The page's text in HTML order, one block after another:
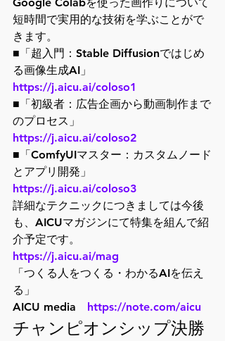
Google Colabを使った画作りについて
短時間で実用的な技術を学ぶことがで
きます。
■「超入門：Stable Diffusionではじめ
る画像生成AI」
https://j.aicu.ai/coloso1
■「初級者：広告企画から動画制作まで
のプロセス」
https://j.aicu.ai/coloso2
■「ComfyUIマスター：カスタムノード
とアプリ開発」
https://j.aicu.ai/coloso3
詳細なテクニックにつきましては今後
も、AICUマガジンにて特集を組んで紹
介予定です。
https://j.aicu.ai/mag
「つくる人をつくる・わかるAIを伝え
る」
AICU media
https://note.com/aicu
チャンピオンシップ決勝